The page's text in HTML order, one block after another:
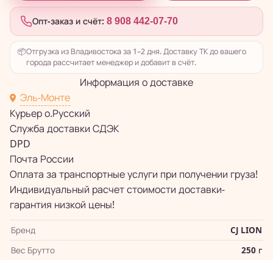
Опт-заказ и счёт: 8 908 442-07-70
📦Отгрузка из Владивостока за 1–2 дня. Доставку ТК до вашего
города рассчитает менеджер и добавит в счёт.
Информация о доставке
Эль-Монте
Курьер о.Русский
Служба доставки СДЭК
DPD
Почта России
Оплата за транспортные услуги при получении груза!
Индивидуальный расчет стоимости доставки-
гарантия низкой цены!
Бренд
CJ LION
Вес Брутто
250 г